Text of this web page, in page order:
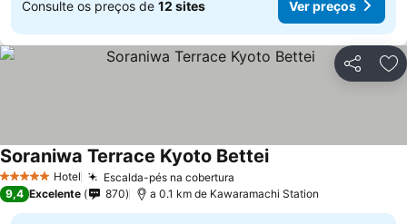
Consulte os preços de 12 sites Ver preços
Partilhar
5 Estrelas Hotel Escalda-pés na cobertura
Soraniwa Terrace Kyoto BetteiVer preços
9,4 Excelente 870 a 0.1 km de Kawaramachi Station